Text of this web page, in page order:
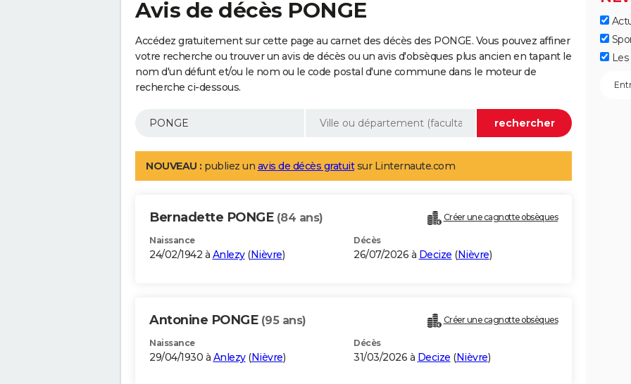
Avis de décès PONGE
Accédez gratuitement sur cette page au carnet des décès des PONGE. Vous pouvez affiner
votre recherche ou trouver un avis de décès ou un avis d'obsèques plus ancien en tapant le
nom d'un défunt et/ou le nom ou le code postal d'une commune dans le moteur de
recherche ci-dessous.
NOUVEAU : publiez un avis de décès gratuitsur Linternaute.com
Bernadette PONGE (84 ans) Créer une cagnotte obsèques
Naissance
24/02/1942 à Anlezy(Nièvre)
Décès
26/07/2026 à Decize (Nièvre)
Antonine PONGE (95 ans) Créer une cagnotte obsèques
Naissance
29/04/1930 à Anlezy(Nièvre)
Décès
31/03/2026 à Decize (Nièvre)